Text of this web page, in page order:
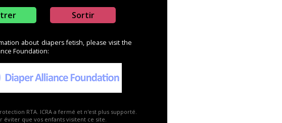
Sortir
about diapers fetish, please visit the
Foundation:
RTA. ICRA a fermé et n'est plus supporté.
que vos enfants visitent ce site.